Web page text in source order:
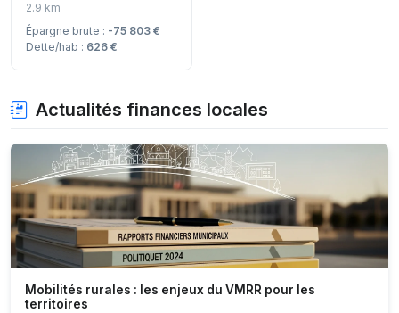
2.9 km
Épargne brute : -75 803 €
Dette/hab : 626 €
Actualités finances locales
Mobilités rurales : les enjeux du VMRR pour les
territoires